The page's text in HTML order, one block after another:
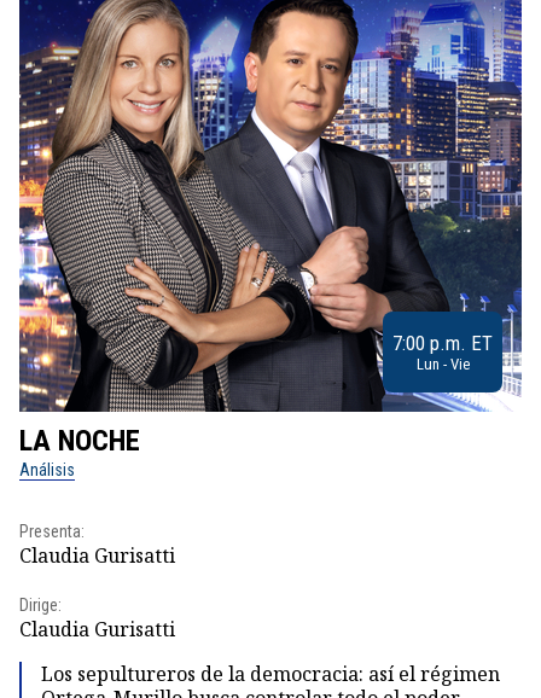
7:00 p.m. ET
Lun - Vie
LA NOCHE
Análisis
Presenta:
Claudia Gurisatti
Dirige:
Claudia Gurisatti
Los sepultureros de la democracia: así el régimen